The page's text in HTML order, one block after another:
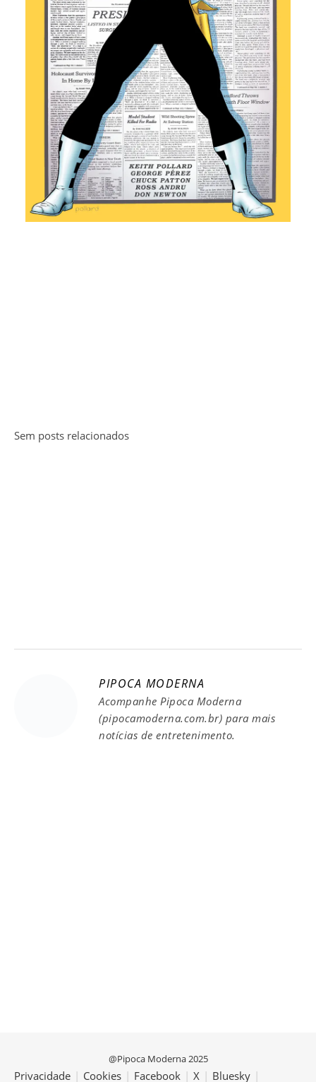
Sem posts relacionados
PIPOCA MODERNA
Acompanhe Pipoca Moderna
(pipocamoderna.com.br) para mais
notícias de entretenimento.
@Pipoca Moderna 2025
Privacidade | Cookies | Facebook | X | Bluesky |